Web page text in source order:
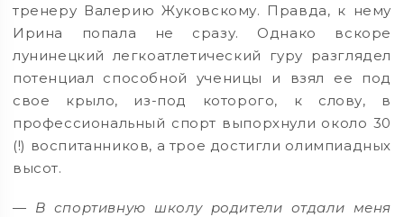
тренеру Валерию Жуковскому. Правда, к нему
Ирина попала не сразу. Однако вскоре
лунинецкий легкоатлетический гуру разглядел
потенциал способной ученицы и взял ее под
свое крыло, из-под которого, к слову, в
профессиональный спорт выпорхнули около 30
(!) воспитанников, а трое достигли олимпиадных
высот.
— В спортивную школу родители отдали меня